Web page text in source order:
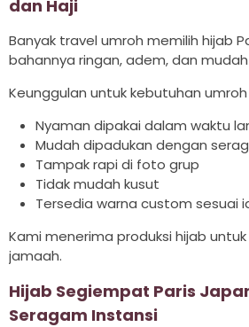
dan Haji
Banyak travel umroh memilih hijab
bahannya ringan, adem, dan
Keunggulan untuk kebutuhan umroh
Nyaman dipakai dalam waktu
Mudah dipadukan dengan
Tampak rapi di foto grup
Tidak mudah kusut
Tersedia warna custom sesuai
Kami menerima produksi hijab
jamaah.
Hijab Segiempat Paris
Seragam Instansi